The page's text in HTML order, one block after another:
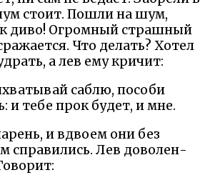
стоит. Пошли на шум,
диво! Огромный страшный
Что делать? Хотел
а лев ему кричит:
саблю, пособи
и тебе прок будет, и мне.
и вдвоем они без
справились. Лев доволен-